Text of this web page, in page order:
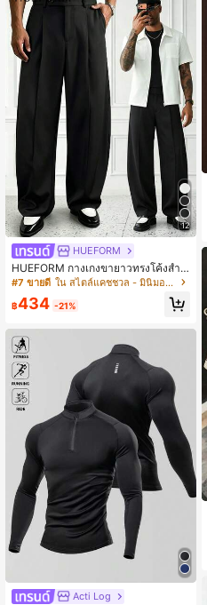
12
HUEFORM
HUEFORM กางเกงขายาวทรงโค้งสำห
รับผู้ชาย, กางเกงลำลองสไตล์เรโทร เห
วมสบาย
#7 ขายดี ใน สไตล์แคชชวล - มินิมอล กางเกงผู้ชาย
฿434 -21%
Acti Log